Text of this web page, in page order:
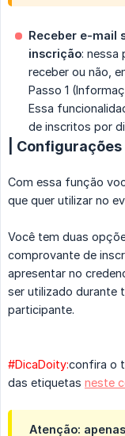
Receber e-mail
inscrição: nessa
receber ou não,
Passo 1
Essa
de inscritos por
|
Com essa função
que quer utilizar no
Você tem duas
comprovante de
apresentar no
ser utilizado durante
participante.
#DicaDoity:confira o
das etiquetas neste
Atenção: